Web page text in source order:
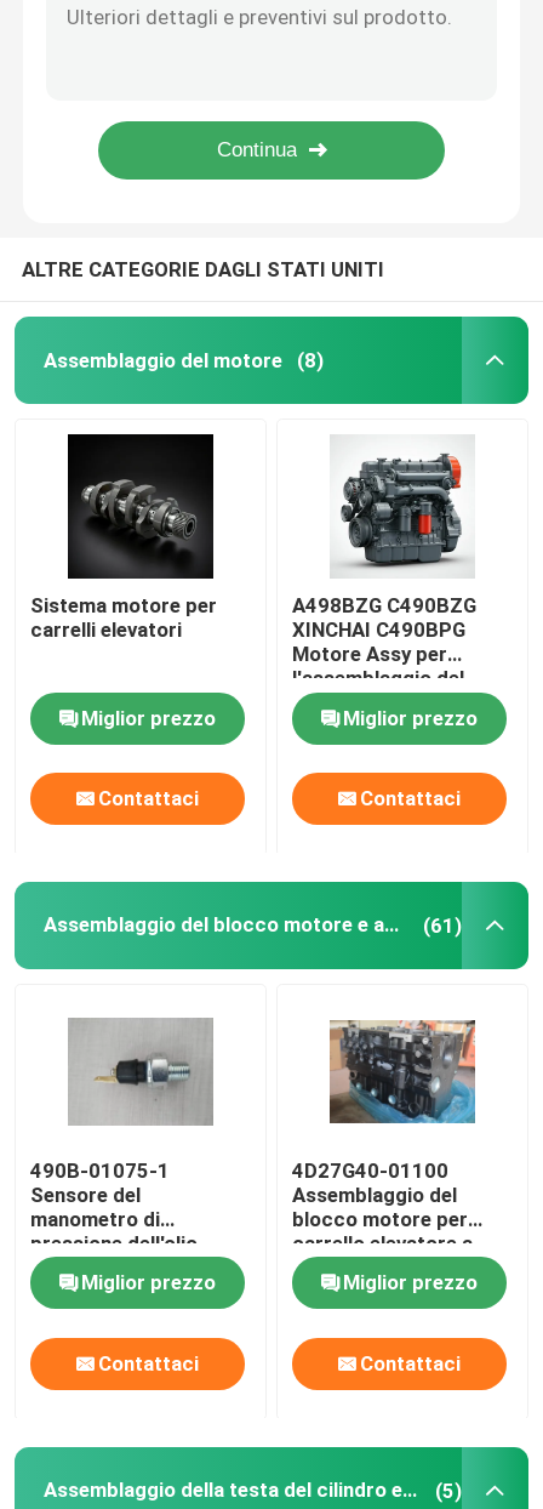
Assemblaggio del treno con ingranaggio di
Assemblaggio volante
Assemblaggio del sistema di alimentazione del
Assemblea del gruppo di circoscrizione
Impianto di alimentazione dell'olio
Sistema di raffreddamento
Assemblaggio del generatore e della cintura
ALTRE CATEGORIE DAGLI STATI UNITI
Assemblaggio del motore (8)
Sistema motore per
carrelli elevatori
Miglior prezzo
Contattaci
A498BZG C490BZG
XINCHAI C490BPG
Motore Assy per
l'assemblaggio del
motore del carrello
elevatoreMiglior prezzo
Contattaci
Assemblaggio del blocco motore e accessori (61)
490B-01075-1
Sensore del
manometro di
pressione dell'olio
Commutatore per
carrelli elevatori
4D29G31 Motore
diesel
Miglior prezzo
Contattaci
4D27G40-01100
Assemblaggio del
blocco motore per
carrello elevatore a
motore diesel
4D29G31Miglior prezzo
Contattaci
Assemblaggio della testa del cilindro e del sistema di valvole (5)